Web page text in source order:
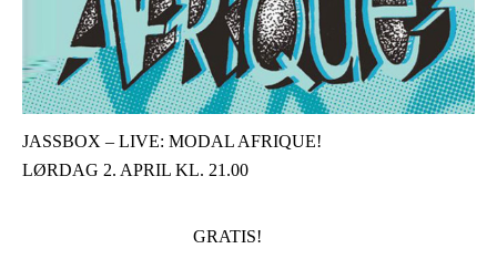
JASSBOX – LIVE: MODAL AFRIQUE!
LØRDAG 2. APRIL KL. 21.00
GRATIS!